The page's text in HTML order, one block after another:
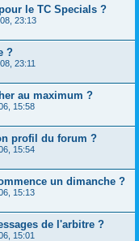
le TC Specials ?
23:13
?
23:11
au maximum ?
15:58
profil du forum ?
15:54
un dimanche ?
15:13
de l'arbitre ?
15:01